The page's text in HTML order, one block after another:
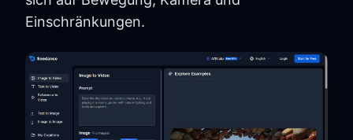
Einschränkungen.